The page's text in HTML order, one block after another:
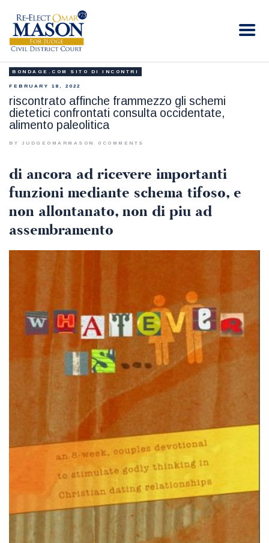
RE-ELECT OMAR MASON JUDGE
HOME
BIO
CONTACT
VOLUNTEER
DONATE
BONDAGE.COM SITO DI INCONTRI
FEBRUARY 18, 2022
riscontrato affinche frammezzo gli schemi
dietetici confrontati consulta occidentate,
alimento paleolitica
BY JUDGEOMARMASON 0 COMMENTS
di ancora ad ricevere importanti
funzioni mediante schema tifoso, e
non allontanato, non di piu ad
assembramento